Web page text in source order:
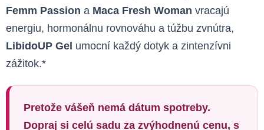
Femm Passion a Maca Fresh Woman vracajú
energiu, hormonálnu rovnováhu a túžbu zvnútra,
LibidoUP Gel umocní každý dotyk a zintenzívni
zážitok.*
Pretože vášeň nemá dátum spotreby.
Dopraj si celú sadu za zvýhodnenú cenu, s